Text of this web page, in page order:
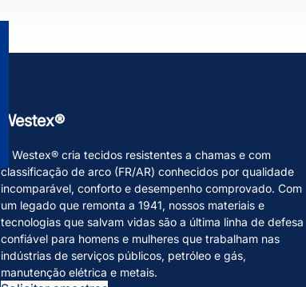
Westex®
A Westex® cria tecidos resistentes a chamas e com
classificação de arco (FR/AR) conhecidos por qualidade
incomparável, conforto e desempenho comprovado. Com
um legado que remonta a 1941, nossos materiais e
tecnologias que salvam vidas são a última linha de defesa
confiável para homens e mulheres que trabalham nas
indústrias de serviços públicos, petróleo e gás,
manutenção elétrica e metais.